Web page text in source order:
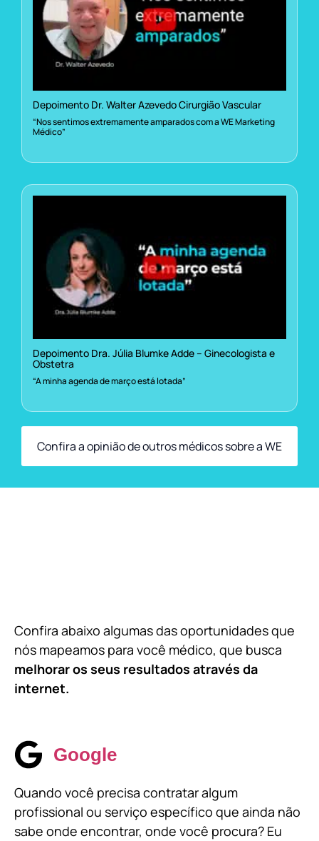
Depoimento Dr. Walter Azevedo Cirurgião Vascular
“Nos sentimos extremamente amparados com a WE Marketing
Médico”
Depoimento Dra. Júlia Blumke Adde – Ginecologista e
Obstetra
“A minha agenda de março está lotada”
Confira a opinião de outros médicos sobre a WE
Confira abaixo algumas das oportunidades que
nós mapeamos para você médico, que busca
melhorar os seus resultados através da
internet.
Google
Quando você precisa contratar algum
profissional ou serviço específico que ainda não
sabe onde encontrar, onde você procura? Eu